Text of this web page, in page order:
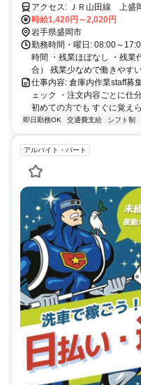
アクセス: ＪＲ山田線 上盛岡 ＩＧＲいわて銀河鉄道線 盛岡 ＪＲ東
北本線 盛岡
時給1,420円～2,020円
岩手県盛岡市
勤務時間・曜日: 08:00～
時間 ・残業ほぼなし ・残業
合） 残業少なめで働きやす
仕事内容: 倉庫内作業staff募
ェック ・注文内容ごとに仕
初めての方でも すぐに覚え
即日勤務OK 交通費支給 シフト制
アルバイト・パート